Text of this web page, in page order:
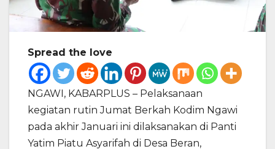
Spread the love
NGAWI, KABARPLUS – Pelaksanaan
kegiatan rutin Jumat Berkah Kodim Ngawi
pada akhir Januari ini dilaksanakan di Panti
Yatim Piatu Asyarifah di Desa Beran,